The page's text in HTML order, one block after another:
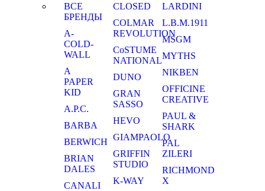
ВСЕ
БРЕНДЫ
A-
COLD-
WALL
A
PAPER
KID
A.P.C.
BARBA
BERWICH
BRIAN
DALES
CANALI
CLOSED
COLMAR
REVOLUTION
CoSTUME
NATIONAL
DUNO
GRAN
SASSO
HEVO
GIAMPAOLO
GRIFFIN
STUDIO
K-WAY
LARDINI
L.B.M.1911
MSGM
MYTHS
NIKBEN
OFFICINE
CREATIVE
PAUL &
SHARK
PAL
ZILERI
RICHMOND
X